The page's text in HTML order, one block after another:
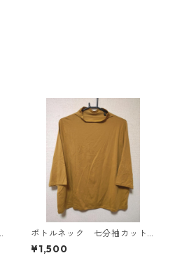
ボトルネック 七分袖カット
ソー ４Ｌ マスタード KA
E-4818
¥1,500